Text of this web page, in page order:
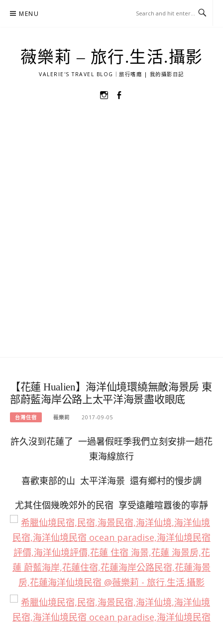
MENU
薇樂莉 – 旅行.生活.攝影
VALERIE'S TRAVEL BLOG｜旅行嗜癮 | 我的攝影日記
選
【花蓮 Hualien】海洋仙境環繞無敵海景房 東
部蔚藍海岸公路上太平洋海景盡收眼底
台灣住宿 薇樂莉 2017-09-05
許久沒到花蓮了 一過暑假旺季我們立刻安排一趟花
東海線旅行
喜歡東部的山 太平洋海景 還有鄉村的慢步調
尤其住個幾晚郊外的民宿 享受遠離喧囂後的寧靜